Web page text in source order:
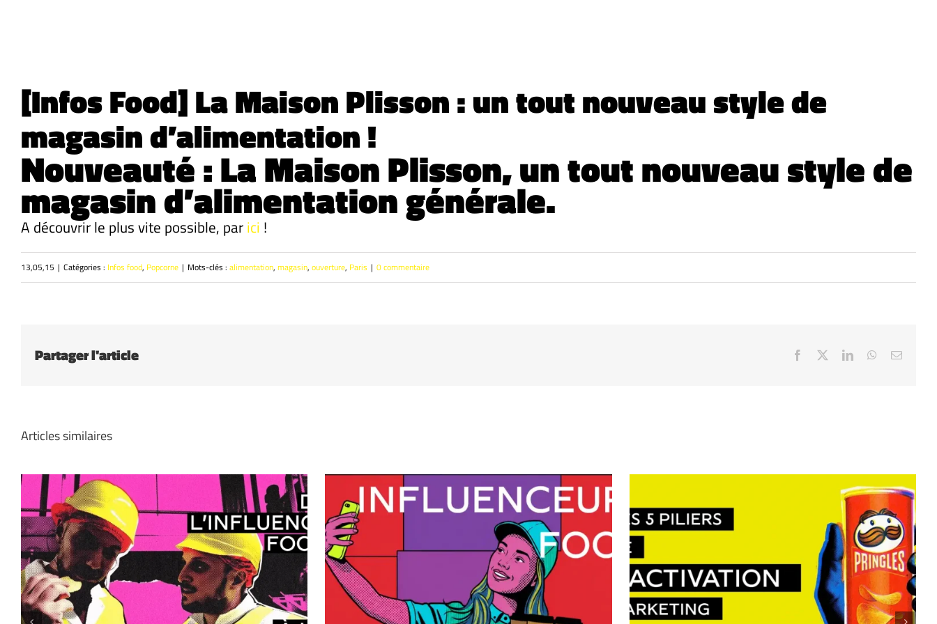
[Infos Food] La Maison Plisson : un tout nouveau style de
magasin d’alimentation !
Nouveauté : La Maison Plisson, un tout nouveau style de
magasin d’alimentation générale.
A découvrir le plus vite possible, parici !
13,05,15 | Catégories : Infos food, Popcorne | Mots-clés : alimentation, magasin, ouverture, Paris | 0 commentaire
Partager l'article Facebook LinkedInWhatsApp
Email
Articles similaires